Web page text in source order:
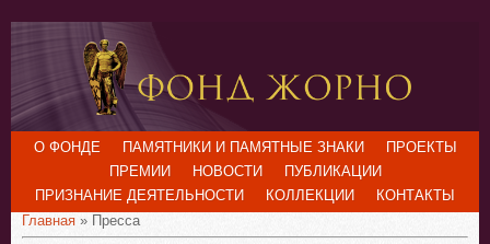
О ФОНДЕ ПАМЯТНИКИ И ПАМЯТНЫЕ ЗНАКИ
ПРОЕКТЫ
ПРЕМИИ
НОВОСТИ
ПУБЛИКАЦИИ
ПРИЗНАНИЕ ДЕЯТЕЛЬНОСТИ
КОЛЛЕКЦИИ
КОНТАКТЫ
Главная » Пресса